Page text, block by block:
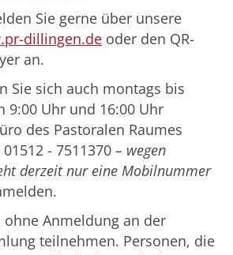
Sie gerne über unsere
dillingen.de oder den QR-
an.
Sie sich auch montags bis
9:00 Uhr und 16:00 Uhr
des Pastoralen Raumes
- 7511370 – wegen
derzeit nur eine Mobilnummer
ohne Anmeldung an der
teilnehmen. Personen, die